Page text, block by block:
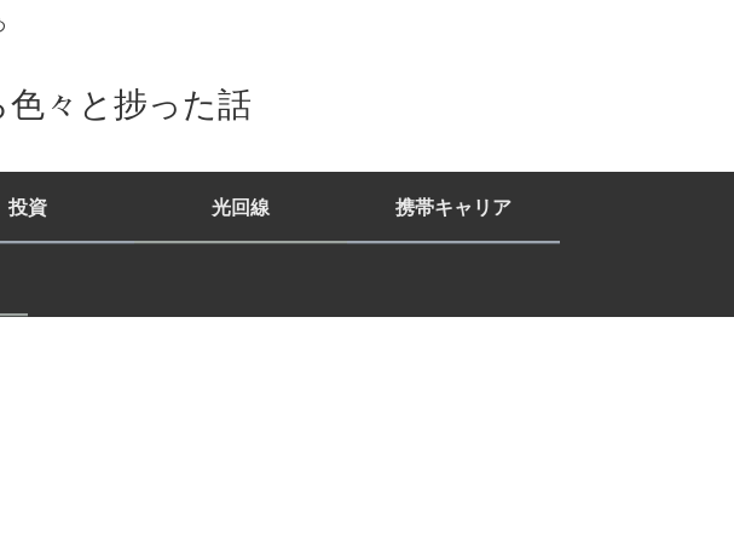
々と捗った話
投資 光回線 携帯キャリア